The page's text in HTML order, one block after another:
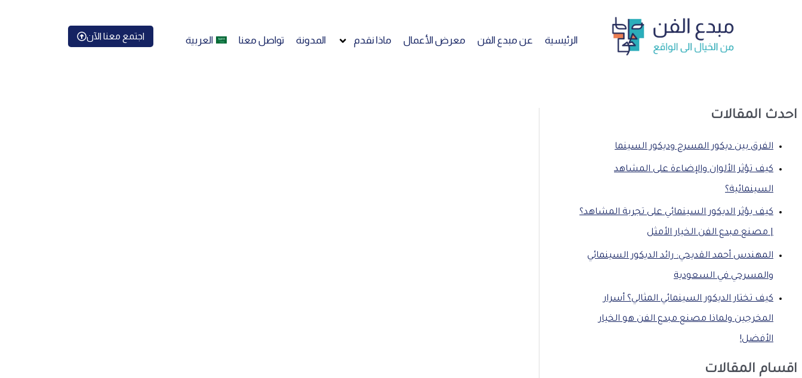
الرئيسية عن مبدع الفن معرض الأعمال ماذا نقدم المدونة تواصل معنا العربية اجتمع معنا الآن
احدث المقالات
الفرق بين ديكور المسرح وديكور السينما
كيف تؤثر الألوان والإضاءة على المشاهد
السينمائية؟
كيف يؤثر الديكور السينمائي على تجربة المشاهد؟
| مصنع مبدع الفن الخيار الأمثل
المهندس أحمد القديحي: رائد الديكور السينمائي
والمسرحي في السعودية
كيف تختار الديكور السينمائي المثالي؟ أسرار
المخرجين ولماذا مصنع مبدع الفن هو الخيار
الأفضل!
اقسام المقالات